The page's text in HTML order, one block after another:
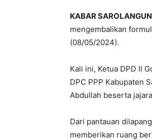
KABAR
mengembalikan
(08/05/2024).
Kali ini, Ketua DPD II
DPC PPP Kabupaten
Abdullah beserta
Dari pantauan
memberikan ruang